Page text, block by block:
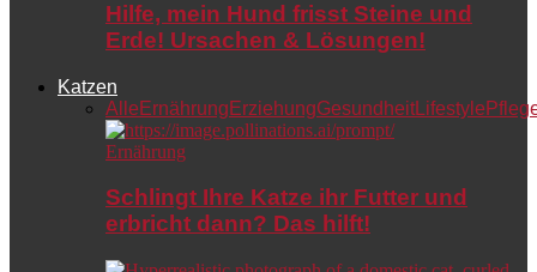
Hilfe, mein Hund frisst Steine und
Erde! Ursachen & Lösungen!
Katzen
Alle Ernährung ErziehungGesundheitLifestyle
Ernährung
Schlingt Ihre Katze ihr Futter und
erbricht dann? Das hilft!